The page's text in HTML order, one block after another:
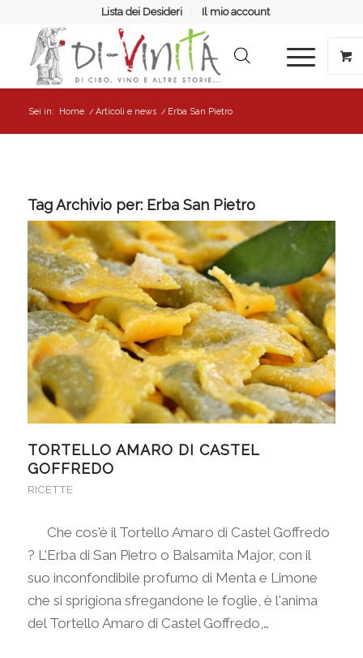
Lista dei Desideri Il mio account
Sei in: Home / Articoli e news / Erba San Pietro
Tag Archivio per: Erba San Pietro
TORTELLO AMARO DI CASTEL
GOFFREDO
RICETTE
Che cos'è il Tortello Amaro di Castel Goffredo
? L'Erba di San Pietro o Balsamita Major, con il
suo inconfondibile profumo di Menta e Limone
che si sprigiona sfregandone le foglie, è l'anima
del Tortello Amaro di Castel Goffredo,…